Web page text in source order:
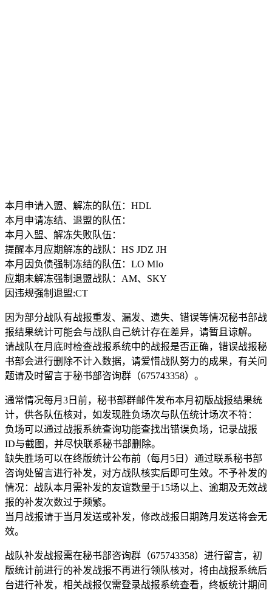
本月申请入盟、解冻的队伍：HDL
本月申请冻结、退盟的队伍：
本月入盟、解冻失败队伍：
提醒本月应期解冻的战队：HS JDZ JH
本月因负债强制冻结的队伍：LO MIo
应期未解冻强制退盟战队：AM、SKY
因违规强制退盟:CT
因为部分战队有战报重发、漏发、遗失、错误等情况秘书部战
报结果统计可能会与战队自己统计存在差异，请暂且谅解。
请战队在月底时检查战报系统中的战报是否正确，错误战报秘
书部会进行删除不计入数据，请爱惜战队努力的成果，有关问
题请及时留言于秘书部咨询群（675743358）。
通常情况每月3日前，秘书部群邮件发布本月初版战报结果统
计，供各队伍核对，如发现胜负场次与队伍统计场次不符：
负场可以通过战报系统查询功能查找出错误负场，记录战报
ID与截图，并尽快联系秘书部删除。
缺失胜场可以在终版统计公布前（每月5日）通过联系秘书部
咨询处留言进行补发，对方战队核实后即可生效。不予补发的
情况：战队本月需补发的友谊数量于15场以上、逾期及无效战
报的补发次数过于频繁。
当月战报请于当月发送或补发，修改战报日期跨月发送将会无
效。
战队补发战报需在秘书部咨询群（675743358）进行留言，初
版统计前进行的补发战报不再进行领队核对，将由战报系统后
台进行补发，相关战报仅需登录战报系统查看，终板统计期间